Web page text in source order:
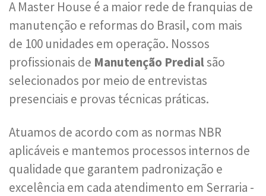
A Master House é a maior rede de franquias de
manutenção e reformas do Brasil, com mais
de 100 unidades em operação. Nossos
profissionais de Manutenção Predialsão
selecionados por meio de entrevistas
presenciais e provas técnicas práticas.
Atuamos de acordo com as normas NBR
aplicáveis e mantemos processos internos de
qualidade que garantem padronização e
excelência em cada atendimento em Serraria -